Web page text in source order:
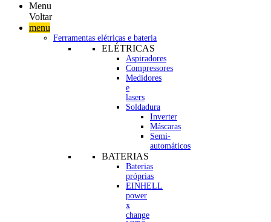
Menu
Voltar
menu
Ferramentas elétricas e bateria
ELÉTRICAS
Aspiradores
Compressores
Medidores
e
lasers
Soldadura
Inverter
Máscaras
Semi-
automáticos
BATERIAS
Baterias
próprias
EINHELL
power
x
change